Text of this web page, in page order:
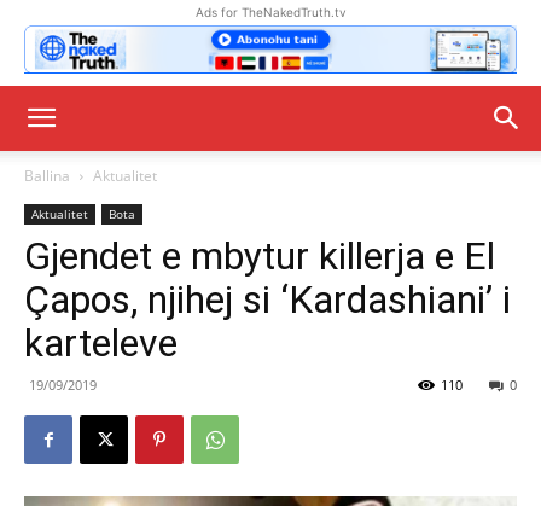
Ads for TheNakedTruth.tv
Ballina Aktualitet
Aktualitet Bota
Gjendet e mbytur killerja e El
Çapos, njihej si ‘Kardashiani’ i
karteleve
19/09/2019 0
110